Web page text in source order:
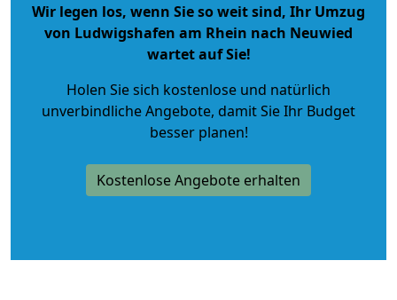
Wir legen los, wenn Sie so weit sind, Ihr Umzug
von Ludwigshafen am Rhein nach Neuwied
wartet auf Sie!
Holen Sie sich kostenlose und natürlich
unverbindliche Angebote, damit Sie Ihr Budget
besser planen!
Kostenlose Angebote erhalten